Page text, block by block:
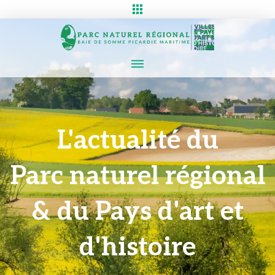
L'actualité du
Parc naturel régional
& du Pays d'art et
d'histoire